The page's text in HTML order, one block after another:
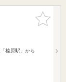
お気に入
りに追加
「榛原駅」から